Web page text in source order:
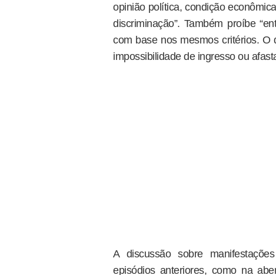
opinião política, condição
discriminação”. Também proíbe
com base nos mesmos critérios. O
impossibilidade de ingresso ou
A discussão sobre
episódios anteriores, como na